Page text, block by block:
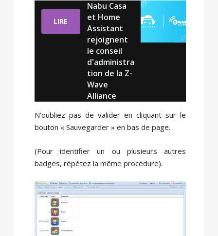
LIRE
Nabu Casa
et Home
Assistant
rejoignent
le conseil
d'administra
tion de la Z-
Wave
Alliance
N’oubliez pas de valider en cliquant sur le
bouton « Sauvegarder » en bas de page.
(Pour identifier un ou plusieurs autres
badges, répétez la même procédure).